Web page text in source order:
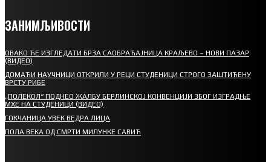
ЗАНИМЉИВОСТИ
ОВАКО ЋЕ ИЗГЛЕДАТИ БРЗА САОБРАЋАЈНИЦА КРАЉЕВО – НОВИ ПАЗАР
(ВИДЕО)
ДОМАЋИ НАУЧНИЦИ ОТКРИЛИ У РЕЦИ СТУДЕНИЦИ СТРОГО ЗАШТИЋЕНУ
ВРСТУ РИБЕ
„ПОЛЕКОЛ“ ПОДНЕО ЖАЛБУ БЕРЛИНСКОЈ КОНВЕНЦИЈИ ЗБОГ ИЗГРАДЊЕ
МХЕ НА СТУДЕНИЦИ (ВИДЕО)
ГОКЧАНИЦА УВЕК ВЕДРА ЛИЦА
ПОЛА ВЕКА ОД СМРТИ МИЛУНКЕ САВИЋ